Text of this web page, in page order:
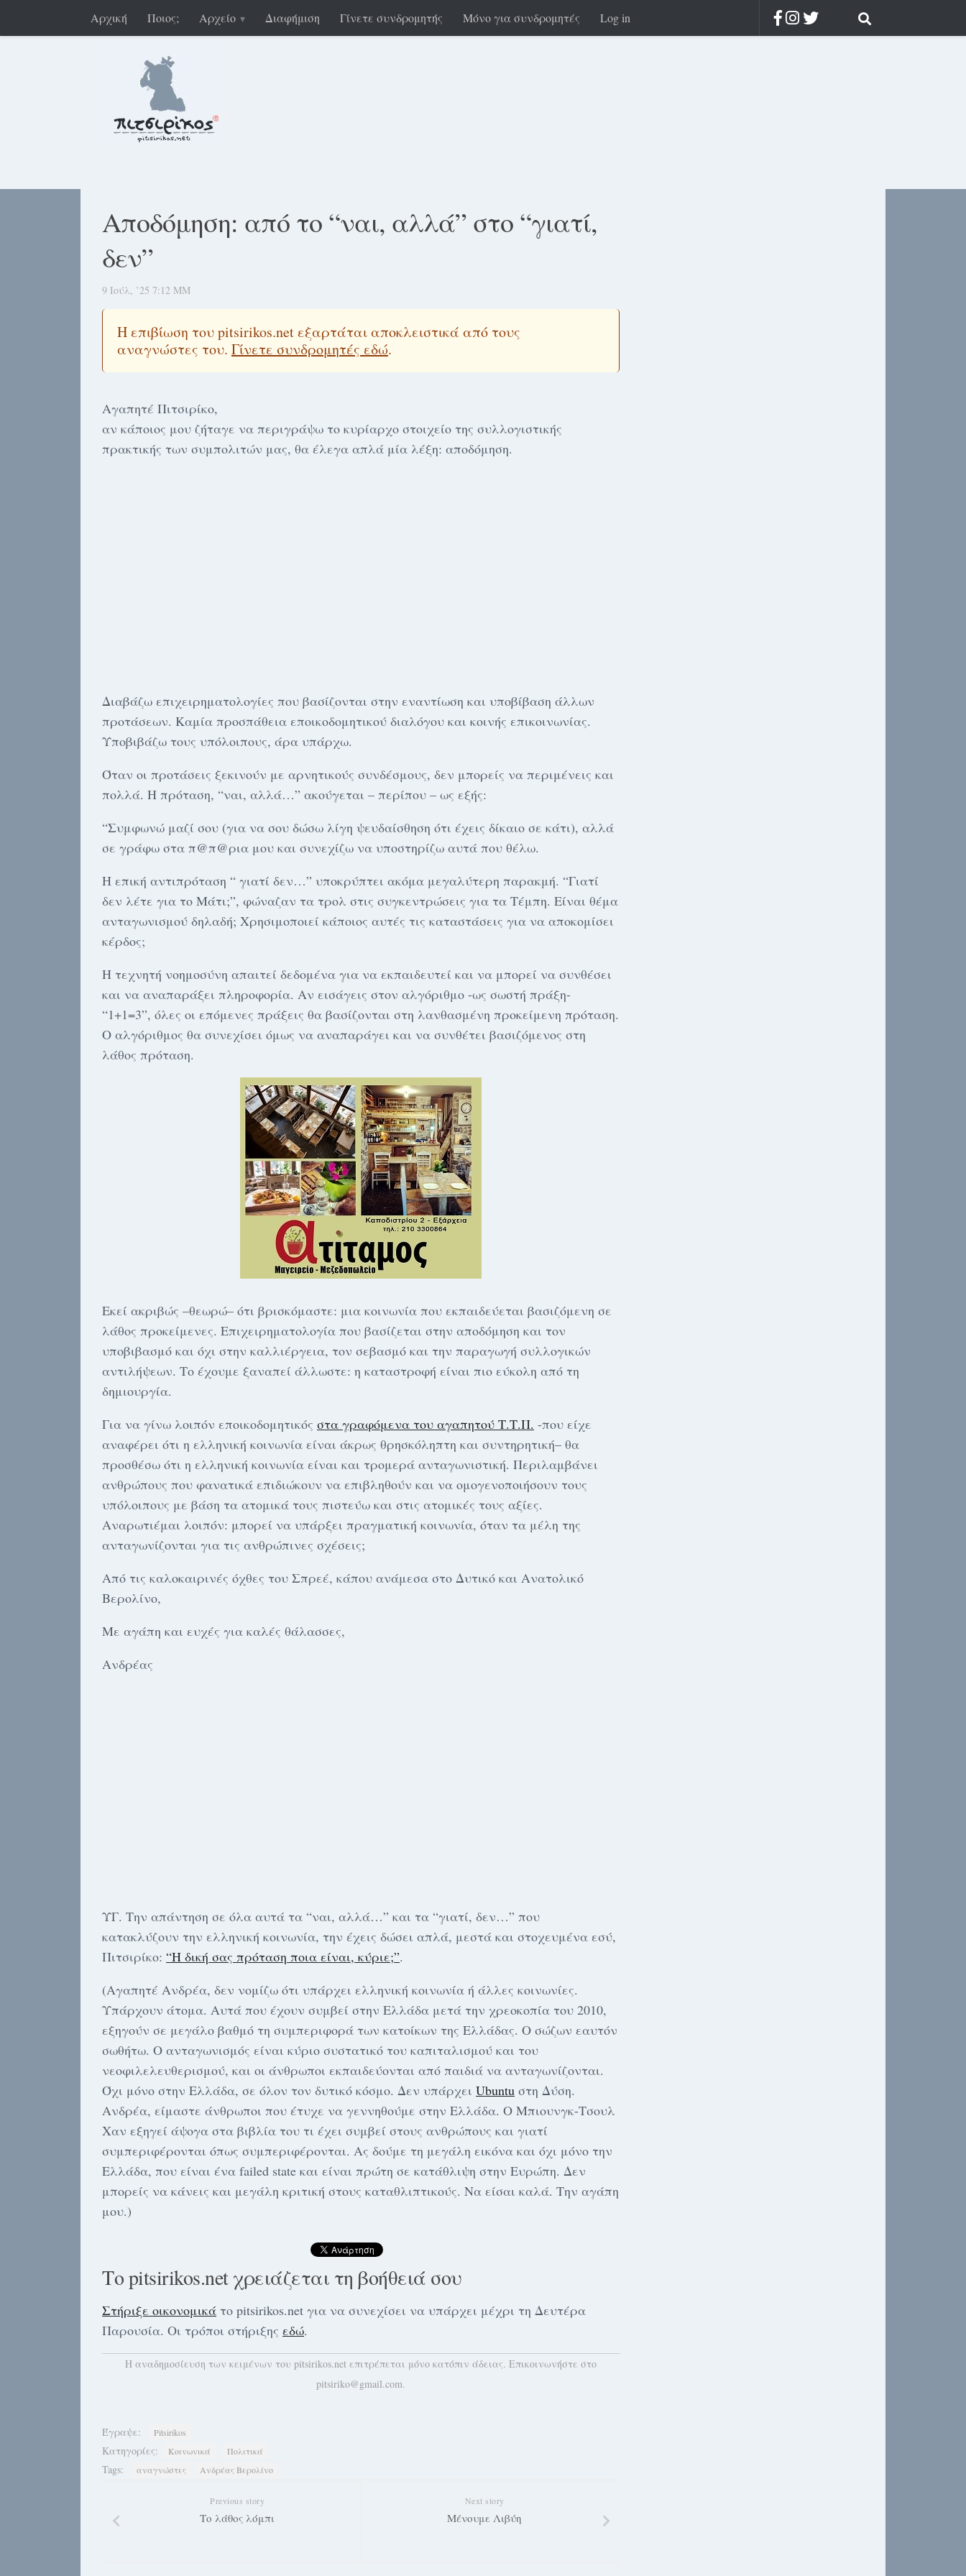
Αρχική Ποιος; Αρχείο Διαφήμιση Γίνετε συνδρομητής Μόνο για συνδρομητές Log in
Αποδόμηση: από το “ναι, αλλά” στο “γιατί,
δεν”
9 Ιούλ, ’25 7:12 ΜΜ
Η επιβίωση του pitsirikos.net εξαρτάται αποκλειστικά από τους
αναγνώστες του. Γίνετε συνδρομητές εδώ.
Αγαπητέ Πιτσιρίκο,
αν κάποιος μου ζήταγε να περιγράψω το κυρίαρχο στοιχείο της συλλογιστικής
πρακτικής των συμπολιτών μας, θα έλεγα απλά μία λέξη: αποδόμηση.
Διαβάζω επιχειρηματολογίες που βασίζονται στην εναντίωση και υποβίβαση άλλων
προτάσεων. Καμία προσπάθεια εποικοδομητικού διαλόγου και κοινής επικοινωνίας.
Υποβιβάζω τους υπόλοιπους, άρα υπάρχω.
Όταν οι προτάσεις ξεκινούν με αρνητικούς συνδέσμους, δεν μπορείς να περιμένεις και
πολλά. Η πρόταση, “ναι, αλλά…” ακούγεται – περίπου – ως εξής:
“Συμφωνώ μαζί σου (για να σου δώσω λίγη ψευδαίσθηση ότι έχεις δίκαιο σε κάτι), αλλά
σε γράφω στα π@π@ρια μου και συνεχίζω να υποστηρίζω αυτά που θέλω.
Η επική αντιπρόταση “ γιατί δεν…” υποκρύπτει ακόμα μεγαλύτερη παρακμή. “Γιατί
δεν λέτε για το Μάτι;”, φώναζαν τα τρολ στις συγκεντρώσεις για τα Τέμπη. Είναι θέμα
ανταγωνισμού δηλαδή; Χρησιμοποιεί κάποιος αυτές τις καταστάσεις για να αποκομίσει
κέρδος;
Η τεχνητή νοημοσύνη απαιτεί δεδομένα για να εκπαιδευτεί και να μπορεί να συνθέσει
και να αναπαράξει πληροφορία. Αν εισάγεις στον αλγόριθμο -ως σωστή πράξη-
“1+1=3”, όλες οι επόμενες πράξεις θα βασίζονται στη λανθασμένη προκείμενη πρόταση.
O αλγόριθμος θα συνεχίσει όμως να αναπαράγει και να συνθέτει βασιζόμενος στη
λάθος πρόταση.
Εκεί ακριβώς –θεωρώ– ότι βρισκόμαστε: μια κοινωνία που εκπαιδεύεται βασιζόμενη σε
λάθος προκείμενες. Επιχειρηματολογία που βασίζεται στην αποδόμηση και τον
υποβιβασμό και όχι στην καλλιέργεια, τον σεβασμό και την παραγωγή συλλογικών
αντιλήψεων. Το έχουμε ξαναπεί άλλωστε: η καταστροφή είναι πιο εύκολη από τη
δημιουργία.
Για να γίνω λοιπόν εποικοδομητικός στα γραφόμενα του αγαπητού Τ.Τ.Π. -που είχε
αναφέρει ότι η ελληνική κοινωνία είναι άκρως θρησκόληπτη και συντηρητική– θα
προσθέσω ότι η ελληνική κοινωνία είναι και τρομερά ανταγωνιστική. Περιλαμβάνει
ανθρώπους που φανατικά επιδιώκουν να επιβληθούν και να ομογενοποιήσουν τους
υπόλοιπους με βάση τα ατομικά τους πιστεύω και στις ατομικές τους αξίες.
Αναρωτιέμαι λοιπόν: μπορεί να υπάρξει πραγματική κοινωνία, όταν τα μέλη της
ανταγωνίζονται για τις ανθρώπινες σχέσεις;
Από τις καλοκαιρινές όχθες του Σπρεέ, κάπου ανάμεσα στο Δυτικό και Ανατολικό
Βερολίνο,
Με αγάπη και ευχές για καλές θάλασσες,
Ανδρέας
ΥΓ. Την απάντηση σε όλα αυτά τα “ναι, αλλά…” και τα “γιατί, δεν…” που
κατακλύζουν την ελληνική κοινωνία, την έχεις δώσει απλά, μεστά και στοχευμένα εσύ,
Πιτσιρίκο: “H δική σας πρόταση ποια είναι, κύριε;”.
(Αγαπητέ Ανδρέα, δεν νομίζω ότι υπάρχει ελληνική κοινωνία ή άλλες κοινωνίες.
Υπάρχουν άτομα. Αυτά που έχουν συμβεί στην Ελλάδα μετά την χρεοκοπία του 2010,
εξηγούν σε μεγάλο βαθμό τη συμπεριφορά των κατοίκων της Ελλάδας. Ο σώζων εαυτόν
σωθήτω. Ο ανταγωνισμός είναι κύριο συστατικό του καπιταλισμού και του
νεοφιλελευθερισμού, και οι άνθρωποι εκπαιδεύονται από παιδιά να ανταγωνίζονται.
Όχι μόνο στην Ελλάδα, σε όλον τον δυτικό κόσμο. Δεν υπάρχει Ubuntu στη Δύση.
Ανδρέα, είμαστε άνθρωποι που έτυχε να γεννηθούμε στην Ελλάδα. Ο Μπιουνγκ-Τσουλ
Χαν εξηγεί άψογα στα βιβλία του τι έχει συμβεί στους ανθρώπους και γιατί
συμπεριφέρονται όπως συμπεριφέρονται. Ας δούμε τη μεγάλη εικόνα και όχι μόνο την
Ελλάδα, που είναι ένα failed state και είναι πρώτη σε κατάθλιψη στην Ευρώπη. Δεν
μπορείς να κάνεις και μεγάλη κριτική στους καταθλιπτικούς. Να είσαι καλά. Την αγάπη
μου.)
Το pitsirikos.net χρειάζεται τη βοήθειά σου
Στήριξε οικονομικά το pitsirikos.net για να συνεχίσει να υπάρχει μέχρι τη Δευτέρα
Παρουσία. Οι τρόποι στήριξης εδώ.
H αναδημοσίευση των κειμένων του pitsirikos.net επιτρέπεται μόνο κατόπιν άδειας. Επικοινωνήστε στο
pitsiriko@gmail.com.
Έγραψε: Pitsirikos
Κατηγορίες: Κοινωνικά Πολιτικά
Tags: αναγνώστες Ανδρέας Βερολίνο
Next story
Μένουμε Λιβύη
Previous story
Το λάθος λόμπι